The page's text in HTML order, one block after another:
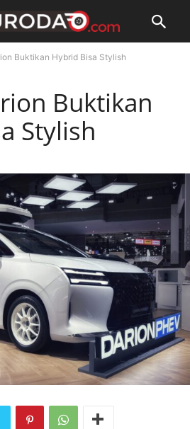
Buktikan Hybrid Bisa Stylish
Buktikan
Stylish